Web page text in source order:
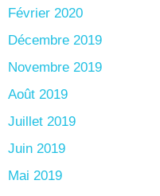
Février 2020
Décembre 2019
Novembre 2019
Août 2019
Juillet 2019
Juin 2019
Mai 2019